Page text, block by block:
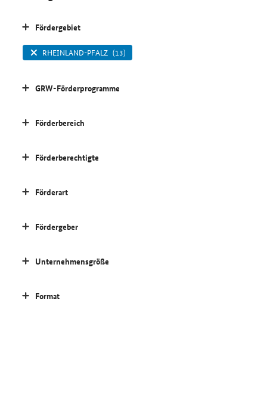
Fördergebiet
RHEINLAND-PFALZ (13)
GRW-Förderprogramme
Förderbereich
Förderberechtigte
Förderart
Fördergeber
Unternehmensgröße
Format